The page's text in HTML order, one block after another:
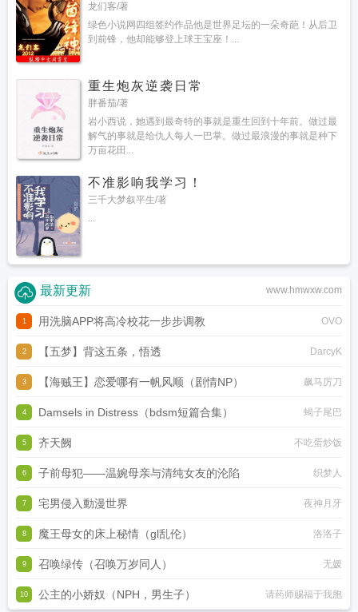
龙们客/著
绿色小说网四组签约作品他是世界足坛的一朵奇葩！从后卫
到前锋，他却能够登上球王宝座！...
重生炮灰逆袭日常
胖番茄/著
岩小西说，她遇到最奇特的事就是重生回到十年前。做过最
解气的事就是给仇人每人一巴掌。做过最浪漫的事就是种下
万亩花田...
不准影响我学习！
三千大梦叙平生/著
...
www.hmwxw.com
最新更新
1 用洗脑APP将高冷校花一步步调教 OVO
2 【五梦】背这五条，悟透 DarcyK
3 【海贼王】恋爱哪有一帆风顺（剧情NP） 飙马厉刀
4 Damsels in Distress（bdsm短篇合集） 蝎子尾巴
5 齐天阙 不吃蛋炒饭
6 子前母犯——温婉母亲与清纯女友的沦陷 织梦人
7 宅男侵入動漫世界 夜神月牙
8 魔王母女的床上秘情（gl乱伦） 洛洛子
9 召唤绿传（召唤万岁同人） 无媛
10 公主的小娇奴（NPH，男生子） 请药师赐福于我胞